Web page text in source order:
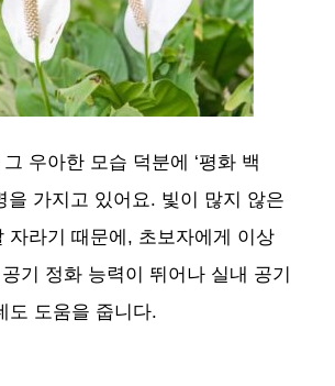
우아한 모습 덕분에 ‘평화 백
을 가지고 있어요. 빛이 많지 않은
자라기 때문에, 초보자에게 이상
기 정화 능력이 뛰어나 실내 공기
도 도움을 줍니다.